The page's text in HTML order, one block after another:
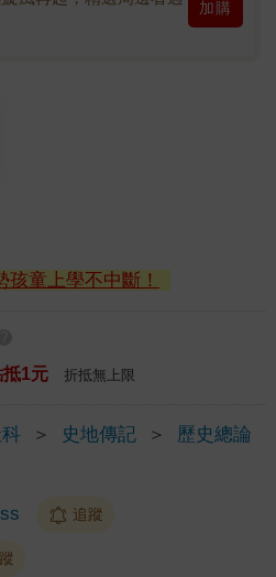
加購
童上學不中斷！
1元 折抵無上限
＞ 史地傳記 ＞ 歷史總論
追蹤